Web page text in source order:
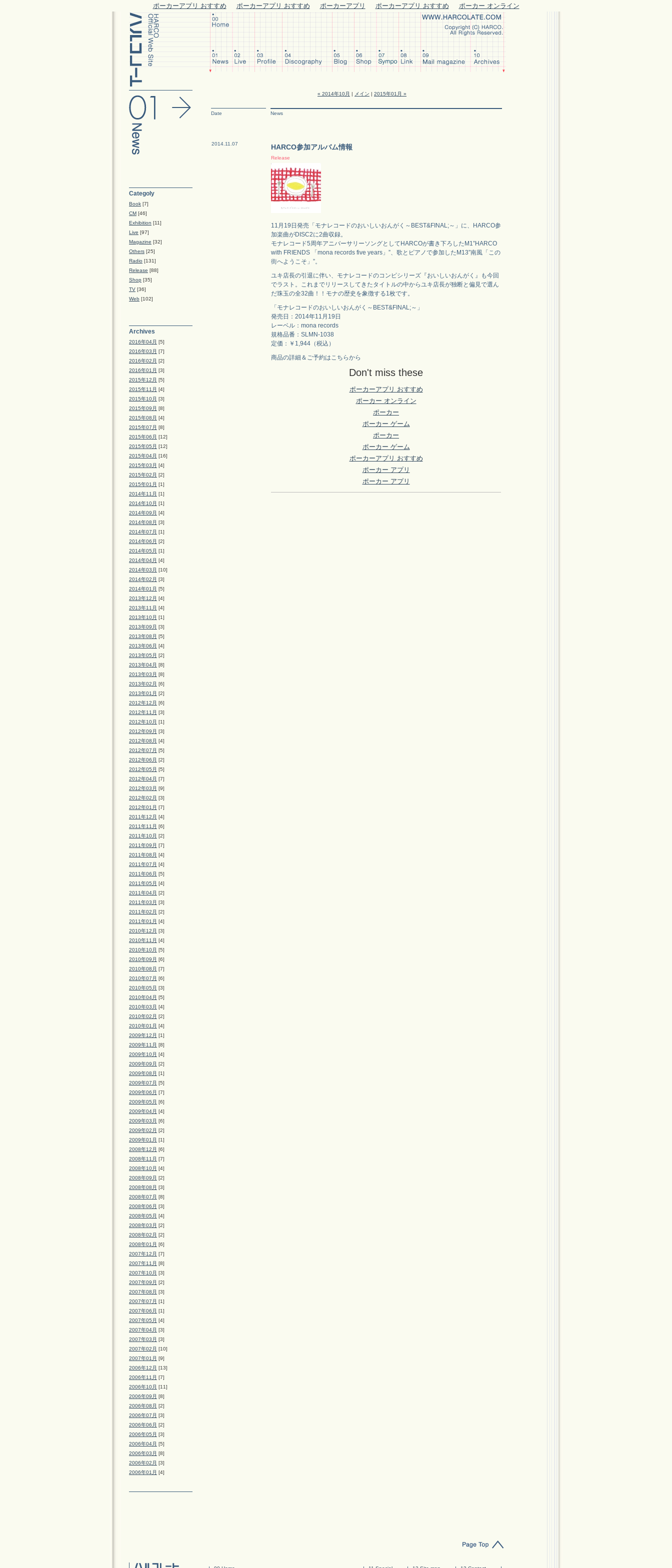
ポーカーアプリ おすすめ ポーカーアプリ おすすめ ポーカーアプリ ポーカーアプリ おすすめ ポーカー オンライン
Categoly
Book [7]
CM [46]
Exhibition [11]
Live [97]
Magazine [32]
Others [25]
Radio [131]
Release [88]
Shop [35]
TV [36]
Web [102]
Archives
2016年04月 [5]
2016年03月 [7]
2016年02月 [2]
2016年01月 [3]
2015年12月 [5]
2015年11月 [4]
2015年10月 [3]
2015年09月 [8]
2015年08月 [4]
2015年07月 [8]
2015年06月 [12]
2015年05月 [12]
2015年04月 [16]
2015年03月 [4]
2015年02月 [2]
2015年01月 [1]
2014年11月 [1]
2014年10月 [1]
2014年09月 [4]
2014年08月 [3]
2014年07月 [1]
2014年06月 [2]
2014年05月 [1]
2014年04月 [4]
2014年03月 [10]
2014年02月 [3]
2014年01月 [5]
2013年12月 [4]
2013年11月 [4]
2013年10月 [1]
2013年09月 [3]
2013年08月 [5]
2013年06月 [4]
2013年05月 [2]
2013年04月 [8]
2013年03月 [8]
2013年02月 [6]
2013年01月 [2]
2012年12月 [6]
2012年11月 [3]
2012年10月 [1]
2012年09月 [3]
2012年08月 [4]
2012年07月 [5]
2012年06月 [2]
2012年05月 [5]
2012年04月 [7]
2012年03月 [9]
2012年02月 [3]
2012年01月 [7]
2011年12月 [4]
2011年11月 [6]
2011年10月 [2]
2011年09月 [7]
2011年08月 [4]
2011年07月 [4]
2011年06月 [5]
2011年05月 [4]
2011年04月 [2]
2011年03月 [3]
2011年02月 [2]
2011年01月 [4]
2010年12月 [3]
2010年11月 [4]
2010年10月 [5]
2010年09月 [6]
2010年08月 [7]
2010年07月 [6]
2010年05月 [3]
2010年04月 [5]
2010年03月 [4]
2010年02月 [2]
2010年01月 [4]
2009年12月 [1]
2009年11月 [8]
2009年10月 [4]
2009年09月 [2]
2009年08月 [1]
2009年07月 [5]
2009年06月 [7]
2009年05月 [6]
2009年04月 [4]
2009年03月 [6]
2009年02月 [2]
2009年01月 [1]
2008年12月 [6]
2008年11月 [7]
2008年10月 [4]
2008年09月 [2]
2008年08月 [3]
2008年07月 [8]
2008年06月 [3]
2008年05月 [4]
2008年03月 [2]
2008年02月 [2]
2008年01月 [6]
2007年12月 [7]
2007年11月 [8]
2007年10月 [3]
2007年09月 [2]
2007年08月 [3]
2007年07月 [1]
2007年06月 [1]
2007年05月 [4]
2007年04月 [3]
2007年03月 [3]
2007年02月 [10]
2007年01月 [9]
2006年12月 [13]
2006年11月 [7]
2006年10月 [11]
2006年09月 [8]
2006年08月 [2]
2006年07月 [3]
2006年06月 [2]
2006年05月 [3]
2006年04月 [5]
2006年03月 [8]
2006年02月 [3]
2006年01月 [4]
« 2014年10月 | メイン | 2015年01月 »
Date News
2014.11.07 HARCO参加アルバム情報
Release
11月19日発売「モナレコードのおいしいおんがく～BEST&FINAL;～」に、HARCO参
加楽曲がDISC2に2曲収録。
モナレコード5周年アニバーサリーソングとしてHARCOが書き下ろしたM1”HARCO
with FRIENDS 「mona records five years」”、歌とピアノで参加したM13”南風「この
街へようこそ」”。
ユキ店長の引退に伴い、モナレコードのコンピシリーズ『おいしいおんがく』も今回
でラスト。これまでリリースしてきたタイトルの中からユキ店長が独断と偏見で選ん
だ珠玉の全32曲！！モナの歴史を象徴する1枚です。
「モナレコードのおいしいおんがく～BEST&FINAL;～」
発売日：2014年11月19日
レーベル：mona records
規格品番：SLMN-1038
定価：￥1,944（税込）
商品の詳細＆ご予約はこちらから
Don't miss these
ポーカーアプリ おすすめ
ポーカー オンライン
ポーカー
ポーカー ゲーム
ポーカー
ポーカー ゲーム
ポーカーアプリ おすすめ
ポーカー アプリ
ポーカー アプリ